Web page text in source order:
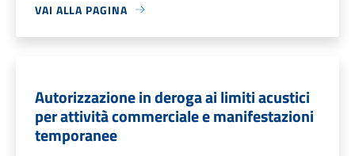
VAI ALLA PAGINA
Autorizzazione in deroga ai limiti acustici
per attività commerciale e manifestazioni
temporanee